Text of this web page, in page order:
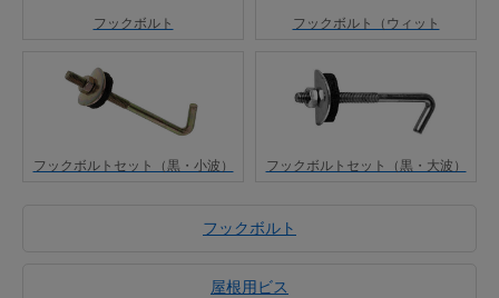
フックボルト フックボルト（ウィット
フックボルトセット（黒・小波） フックボルトセット（黒・大波）
フックボルト
屋根用ビス